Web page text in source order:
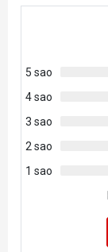
5 sao
4 sao
3 sao
2 sao
1 sao